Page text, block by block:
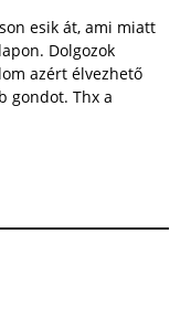
esik át, ami miatt
Dolgozok
azért élvezhető
gondot. Thx a